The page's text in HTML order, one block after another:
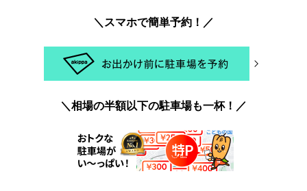
＼スマホで簡単予約！／
＼相場の半額以下の駐車場も一杯！／